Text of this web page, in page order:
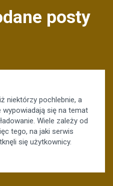
posty
niektórzy pochlebnie, a
wypowiadają się na temat
Wiele zależy od
tego, na jaki serwis
się użytkownicy.